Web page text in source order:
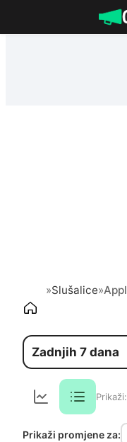
na
»Slušalice»
Prikaži:
Prikaži promjene za: